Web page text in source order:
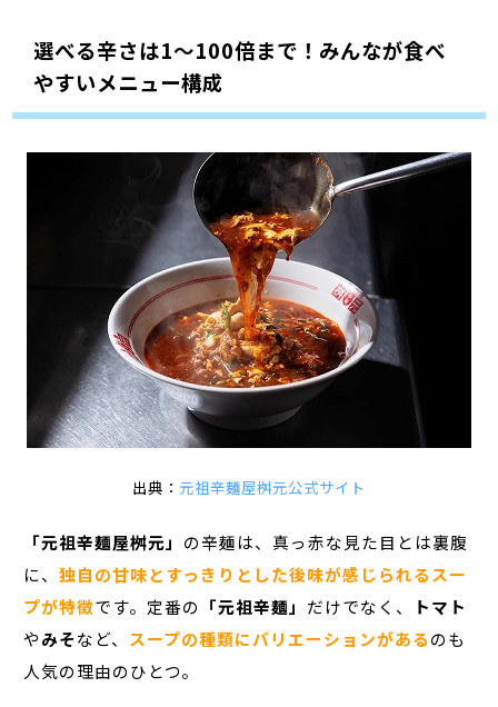
選べる辛さは1～100倍まで！みんなが食べ
やすいメニュー構成
出典： 元祖辛麺屋桝元公式サイト
「元祖辛麺屋桝元」 の辛麺は、真っ赤な見た目とは裏腹
に、独自の甘味とすっきりとした後味が感じられるスー
プが特徴です。定番の 「元祖辛麺」 だけでなく、
トマト
やみそなど、 スープの種類にバリエーションがあるのも
人気の理由のひとつ。